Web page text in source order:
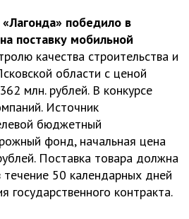
победило в
поставку мобильной
качества строительства и
области с ценой
млн. рублей. В конкурсе
Источник
бюджетный
фонд, начальная цена
Поставка товара должна
50 календарных дней
государственного контракта.